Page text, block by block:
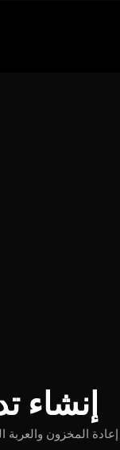
إنشاء
المخزون والعربة